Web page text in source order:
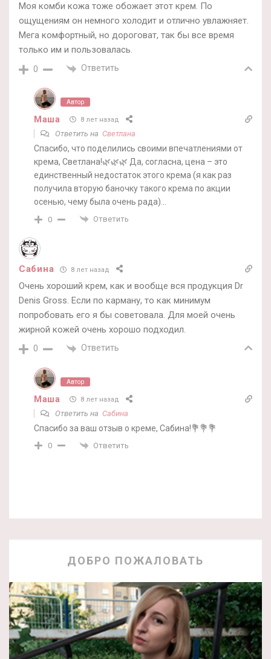
Моя комби кожа тоже обожает этот крем. По
ощущениям он немного холодит и отлично увлажняет.
Мега комфортный, но дороговат, так бы все время
только им и пользовалась.
0 Ответить
Автор
Маша 8 лет назад
Ответить на Светлана
Спасибо, что поделились своими впечатлениями от
крема, Светлана!🌿🌿🌿 Да, согласна, цена – это
единственный недостаток этого крема (я как раз
получила вторую баночку такого крема по акции
осенью, чему была очень рада)…
0 Ответить
Сабина 8 лет назад
Очень хороший крем, как и вообще вся продукция Dr
Denis Gross. Если по карману, то как минимум
попробовать его я бы советовала. Для моей очень
жирной кожей очень хорошо подходил.
0 Ответить
Автор
Маша 8 лет назад
Ответить на Сабина
Спасибо за ваш отзыв о креме, Сабина!💐💐💐
0 Ответить
ДОБРО ПОЖАЛОВАТЬ